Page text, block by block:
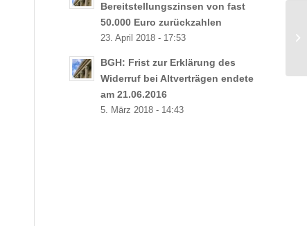
Bereitstellungszinsen von fast
50.000 Euro zurückzahlen
23. April 2018 - 17:53
BGH: Frist zur Erklärung des
Widerruf bei Altverträgen endete
am 21.06.2016
5. März 2018 - 14:43